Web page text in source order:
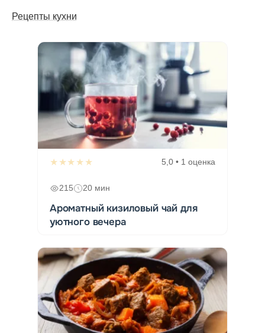
Рецепты кухни
★★★★★ 5,0 • 1 оценка
215 20 мин
Ароматный кизиловый чай для
уютного вечера